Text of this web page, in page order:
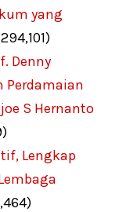
yang
Denny
Perdamaian
S Hernanto
Lengkap